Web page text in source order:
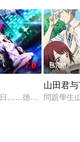
的初中三年级男生
7.0
……德国。在陷落的
已完结
山田君
問題學生